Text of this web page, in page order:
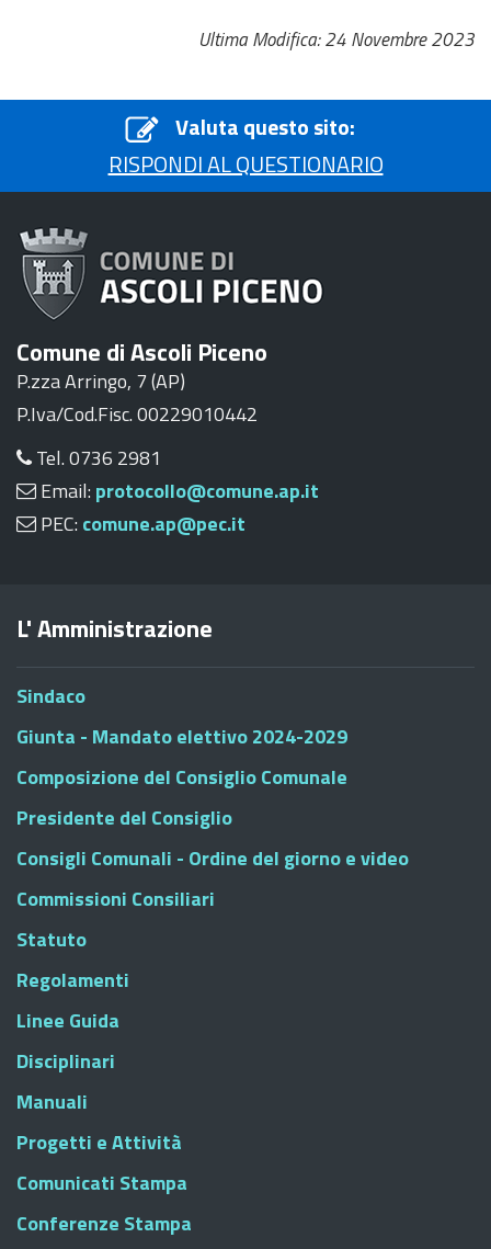
Ultima Modifica: 24 Novembre 2023
Valuta questo sito:
RISPONDI AL QUESTIONARIO
Comune di Ascoli Piceno
P.zza Arringo, 7 (AP)
P.Iva/Cod.Fisc. 00229010442
Tel. 0736 2981
Email: protocollo@comune.ap.it
PEC: comune.ap@pec.it
L' Amministrazione
Sindaco
Giunta - Mandato elettivo 2024-2029
Composizione del Consiglio Comunale
Presidente del Consiglio
Consigli Comunali - Ordine del giorno e video
Commissioni Consiliari
Statuto
Regolamenti
Linee Guida
Disciplinari
Manuali
Progetti e Attività
Comunicati Stampa
Conferenze Stampa